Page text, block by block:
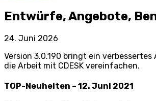
Entwürfe, Angebote,
24. Juni 2026
Version 3.0.190 bringt ein
die Arbeit mit CDESK vereinfachen.
TOP-Neuheiten – 12. Juni 2021